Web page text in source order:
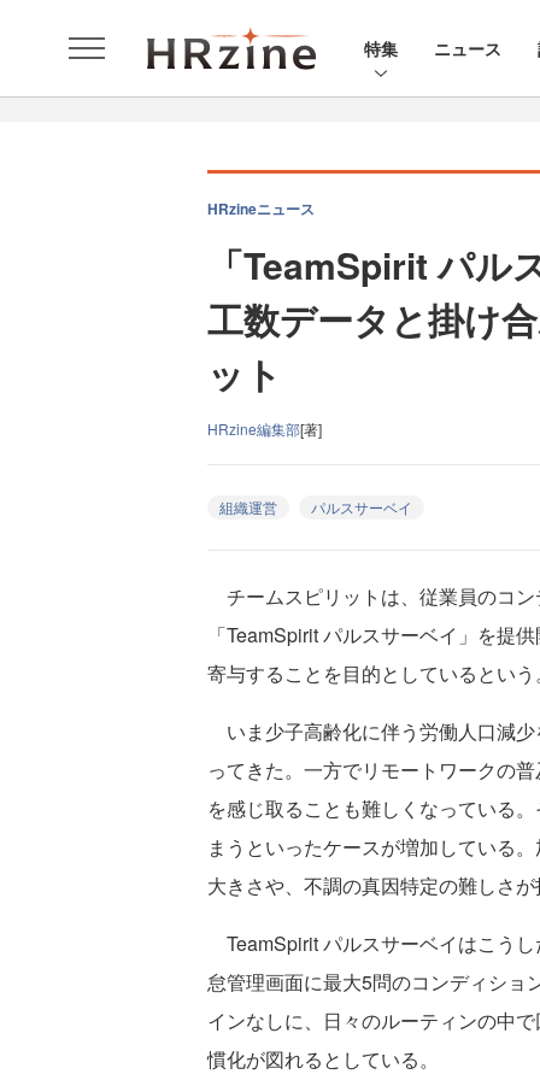
特集 ニュース
HRzineニュース
「TeamSpirit パル
工数データと掛け
ット
HRzine編集部[著]
組織運営 パルスサーベイ
チームスピリットは、従業員のコ
「TeamSpirit パルスサーベイ」を提
寄与することを目的としているという
いま少子高齢化に伴う労働人口減
ってきた。一方でリモートワークの
を感じ取ることも難しくなっている
まうといったケースが増加している
大きさや、不調の真因特定の難しさ
TeamSpirit パルスサーベイはこう
怠管理画面に最大5問のコンディショ
インなしに、日々のルーティンの中
慣化が図れるとしている。